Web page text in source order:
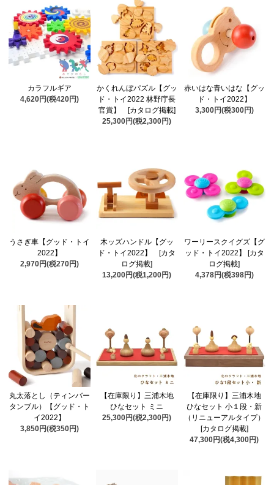
カラフルギア
4,620円(税420円)
かくれんぼパズル【グッ
ド・トイ2022 林野庁長
官賞】 [カタログ掲載]
25,300円(税2,300円)
赤いはな青いはな【グッ
ド・トイ2022】
3,300円(税300円)
うさぎ車【グッド・トイ
2022】
2,970円(税270円)
木ッズハンドル【グッ
ド・トイ2022】 [カタ
ログ掲載]
13,200円(税1,200円)
ワーリースクイグズ【グ
ッド・トイ2022】 [カタ
ログ掲載]
4,378円(税398円)
丸太落とし（ティンバー
タンブル）【グッド・ト
イ2022】
3,850円(税350円)
【在庫限り】三浦木地
ひなセット ミニ
25,300円(税2,300円)
【在庫限り】三浦木地
ひなセット 小１段・新
（リニューアルタイプ）
[カタログ掲載]
47,300円(税4,300円)